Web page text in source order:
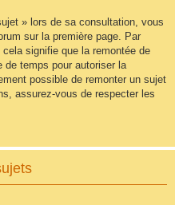
» lors de sa consultation, vous
sur la première page. Par
signifie que la remontée de
de temps pour autoriser la
possible de remonter un sujet
assurez-vous de respecter les